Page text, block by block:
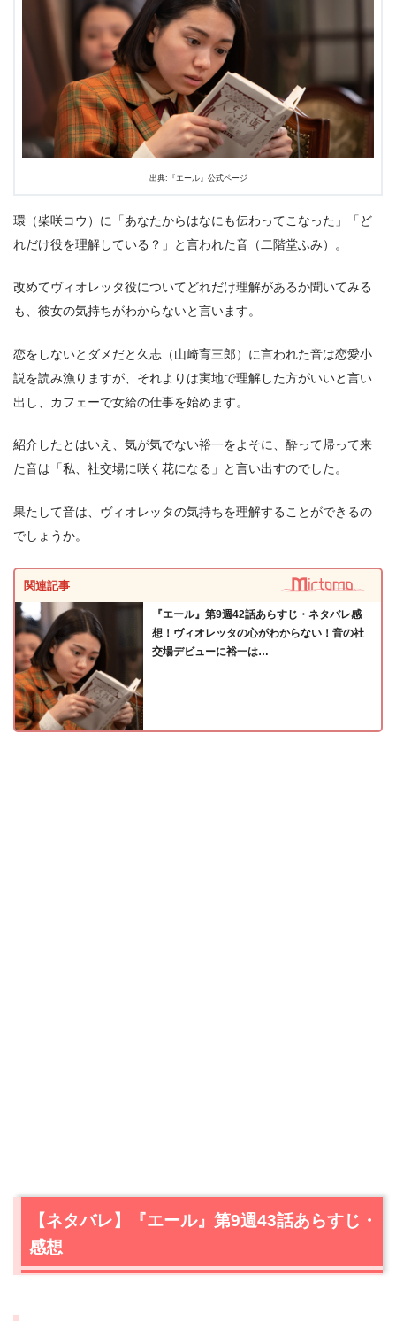
出典: 『エール』公式ページ
環（柴咲コウ）に「あなたからはなにも伝わってこなった」「ど
れだけ役を理解している？」と言われた音（二階堂ふみ）。
改めてヴィオレッタ役についてどれだけ理解があるか聞いてみる
も、彼女の気持ちがわからないと言います。
恋をしないとダメだと久志（山崎育三郎）に言われた音は恋愛小
説を読み漁りますが、それよりは実地で理解した方がいいと言い
出し、カフェーで女給の仕事を始めます。
紹介したとはいえ、気が気でない裕一をよそに、酔って帰って来
た音は「私、社交場に咲く花になる」と言い出すのでした。
果たして音は、ヴィオレッタの気持ちを理解することができるの
でしょうか。
関連記事
『エール』第9週42話あらすじ・ネタバレ感
想！ヴィオレッタの心がわからない！音の社
交場デビューに裕一は…
【ネタバレ】『エール』第9週43話あらすじ・
感想